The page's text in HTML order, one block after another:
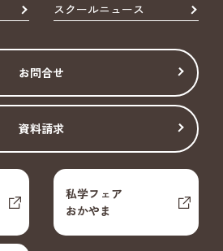
スクールニュース
お問合せ
資料請求
私学フェア
おかやま